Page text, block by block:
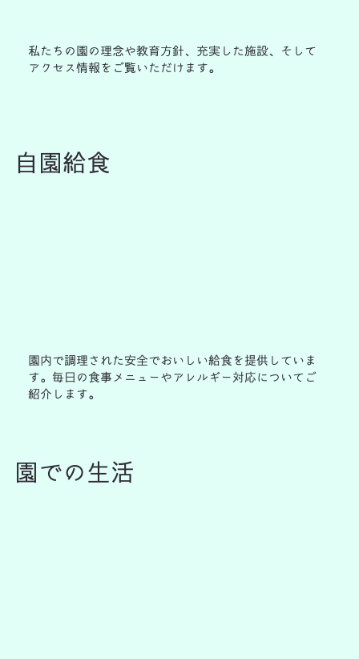
私たちの園の理念や教育方針、充実した施設、そして
アクセス情報をご覧いただけます。
自園給食
園内で調理された安全でおいしい給食を提供していま
す。毎日の食事メニューやアレルギー対応についてご
紹介します。
園での生活